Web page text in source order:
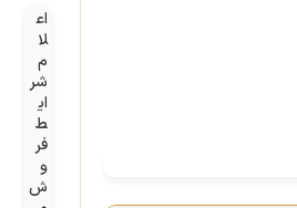
اع
لا
م
شر
ای
ط
فر
و
ش